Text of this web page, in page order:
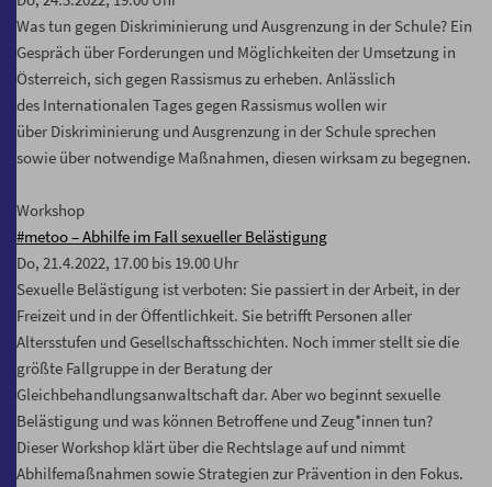
Was tun gegen Diskriminierung und Ausgrenzung in der Schule? Ein
Gespräch über Forderungen und Möglichkeiten der Umsetzung in
Österreich, sich gegen Rassismus zu erheben. Anlässlich
des Internationalen Tages gegen Rassismus wollen wir
über Diskriminierung und Ausgrenzung in der Schule sprechen
sowie über notwendige Maßnahmen, diesen wirksam zu begegnen.
Workshop
#metoo – Abhilfe im Fall sexueller Belästigung
Do, 21.4.2022, 17.00 bis 19.00 Uhr
Sexuelle Belästigung ist verboten: Sie passiert in der Arbeit, in der
Freizeit und in der Öffentlichkeit. Sie betrifft Personen aller
Altersstufen und Gesellschaftsschichten. Noch immer stellt sie die
größte Fallgruppe in der Beratung der
Gleichbehandlungsanwaltschaft dar. Aber wo beginnt sexuelle
Belästigung und was können Betroffene und Zeug*innen tun?
Dieser Workshop klärt über die Rechtslage auf und nimmt
Abhilfemaßnahmen sowie Strategien zur Prävention in den Fokus.